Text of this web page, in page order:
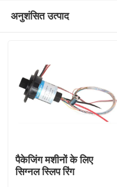
अनुशंसित उत्पाद
पैकेजिंग मशीनों के लिए
सिग्नल स्लिप रिंग